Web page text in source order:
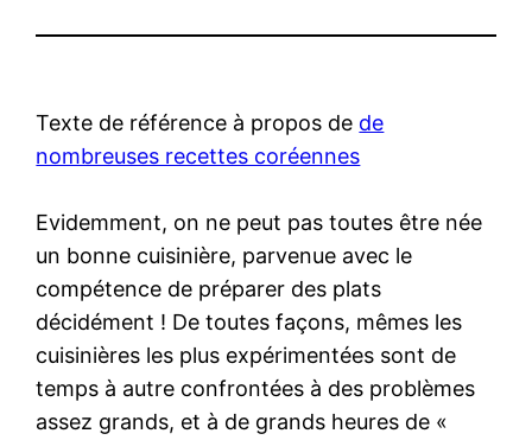
Texte de référence à propos de de
nombreuses recettes coréennes
Evidemment, on ne peut pas toutes être née
un bonne cuisinière, parvenue avec le
compétence de préparer des plats
décidément ! De toutes façons, mêmes les
cuisinières les plus expérimentées sont de
temps à autre confrontées à des problèmes
assez grands, et à de grands heures de «